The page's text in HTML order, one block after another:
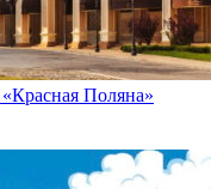
Поляна»